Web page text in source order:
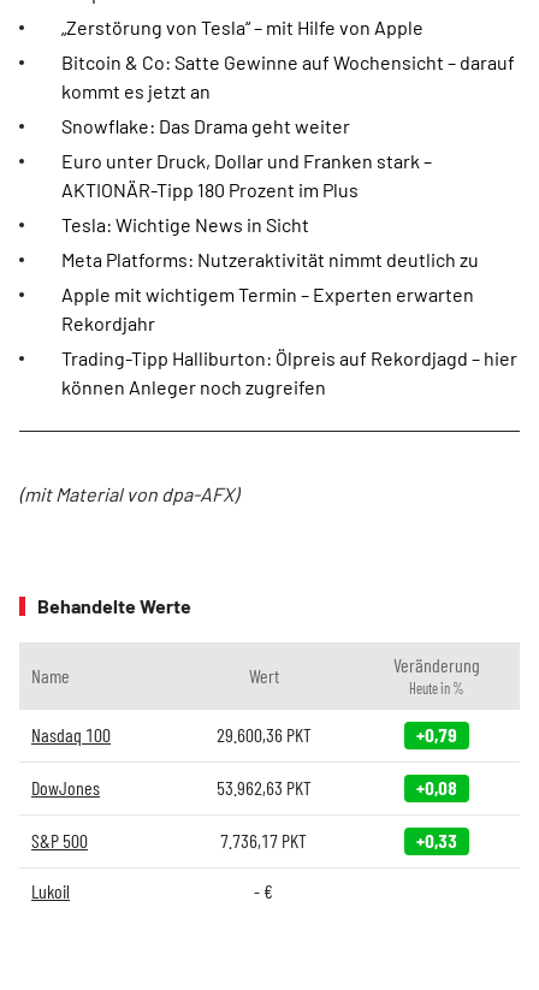
„Zerstörung von Tesla“ – mit Hilfe von Apple
Bitcoin & Co: Satte Gewinne auf Wochensicht – darauf
kommt es jetzt an
Snowflake: Das Drama geht weiter
Euro unter Druck, Dollar und Franken stark –
AKTIONÄR-Tipp 180 Prozent im Plus
Tesla: Wichtige News in Sicht
Meta Platforms: Nutzeraktivität nimmt deutlich zu
Apple mit wichtigem Termin – Experten erwarten
Rekordjahr
Trading-Tipp Halliburton: Ölpreis auf Rekordjagd – hier
können Anleger noch zugreifen
(mit Material von dpa-AFX)
Behandelte Werte
Name Wert Veränderung
Heute in %
Nasdaq 100 29.600,36PKT +0,79
DowJones 53.962,63 PKT +0,08
S&P 500 7.736,17 PKT +0,33
Lukoil - €